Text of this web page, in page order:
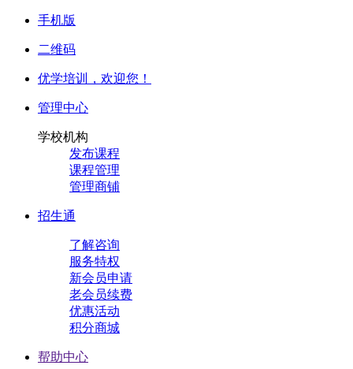
手机版
二维码
优学培训， 欢迎您！
管理中心
学校机构
发布课程
课程管理
管理商铺
招生通
了解咨询
服务特权
新会员申请
老会员续费
优惠活动
积分商城
帮助中心